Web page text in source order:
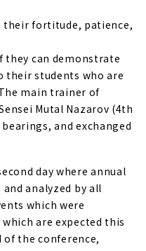
their fortitude, patience,
they can demonstrate
their students who are
main trainer of
Mutal Nazarov (4th
and exchanged
day where annual
analyzed by all
which were
are expected this
of the conference,